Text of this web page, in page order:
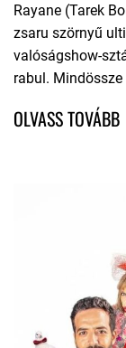
Rayane (Tarek
zsaru szörnyű
valóságshow-
rabul. Mindössze